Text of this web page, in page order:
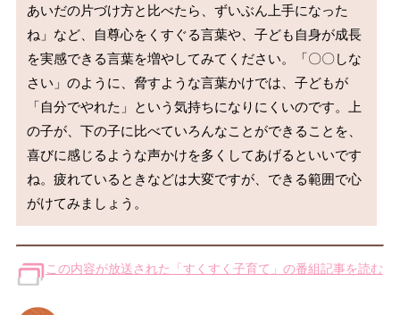
あいだの片づけ方と比べたら、ずいぶん上手になった
ね」など、自尊心をくすぐる言葉や、子ども自身が成長
を実感できる言葉を増やしてみてください。「〇〇しな
さい」のように、脅すような言葉かけでは、子どもが
「自分でやれた」という気持ちになりにくいのです。上
の子が、下の子に比べていろんなことができることを、
喜びに感じるような声かけを多くしてあげるといいです
ね。疲れているときなどは大変ですが、できる範囲で心
この内容が放送された「すくすく子育て」の番組記事を読む